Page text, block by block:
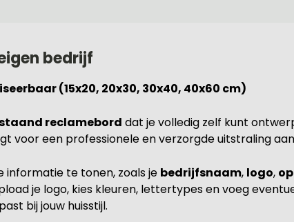
bedrijf
(15x20, 20x30, 30x40, 40x60 cm)
reclamebord dat je volledig zelf kunt
voor een professionele en verzorgde uitstraling
informatie te tonen, zoals je bedrijfsnaam, logo,
je logo, kies kleuren, lettertypes en voeg
bij jouw huisstijl.